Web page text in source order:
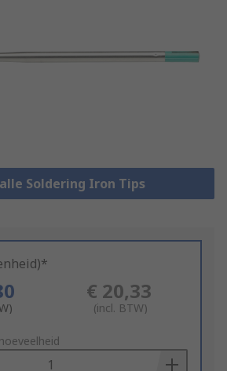
Soldering Iron Tips
€ 20,33
(incl. BTW)